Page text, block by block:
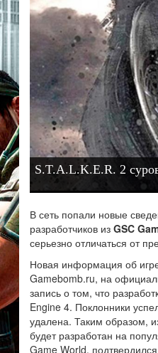
S.T.A.L.K.E.R. 2
В сеть попали новые
разработчиков из GSC
серьезно отличаться от
Новая информация об
Gamebomb.ru, на
запись о том, что
Engine 4. Поклонники
удалена. Таким образом,
будет разработан на
Game World,